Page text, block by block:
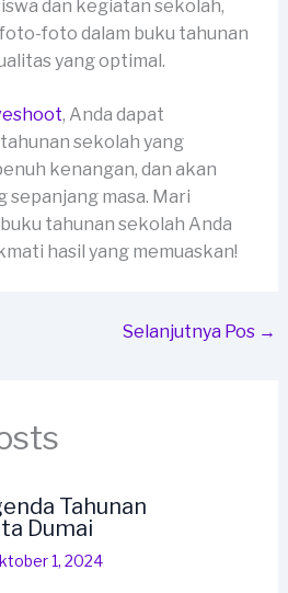
dan kegiatan sekolah,
foto dalam buku tahunan
yang optimal.
, Anda dapat
sekolah yang
kenangan, dan akan
sepanjang masa. Mari
tahunan sekolah Anda
hasil yang memuaskan!
Selanjutnya Pos →
Tahunan
Dumai
1, 2024